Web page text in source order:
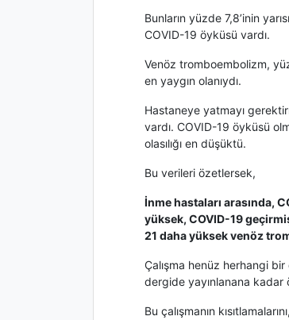
Bunların yüzde 7,8’inin
COVID-19 öyküsü vardı.
Venöz tromboembolizm,
en yaygın olanıydı.
Hastaneye yatmayı
vardı. COVID-19 öyküsü
olasılığı en düşüktü.
Bu verileri özetlersek,
İnme hastaları arasında,
yüksek, COVID-19
21 daha yüksek venöz
Çalışma henüz herhangi
dergide yayınlanana kadar
Bu çalışmanın